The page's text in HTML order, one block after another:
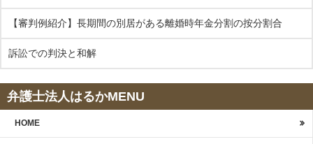
【審判例紹介】長期間の別居がある離婚時年金分割の按分割合
訴訟での判決と和解
弁護士法人はるかMENU
HOME